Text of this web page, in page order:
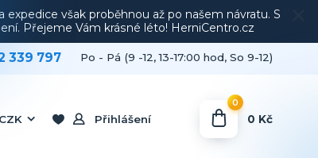
však proběhnou až po našem návratu. S
Přejeme Vám krásné léto! HerniCentro.cz
CZK Přihlášení
339 797 Po - Pá (9 -12, 13-17:00 hod, So 9-12)
0
0 Kč